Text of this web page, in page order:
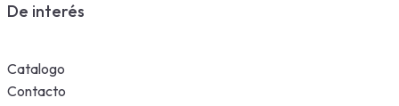
De interés
Catalogo
Contacto